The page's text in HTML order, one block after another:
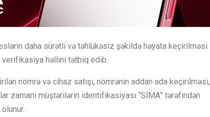
daha sürətli və təhlükəsiz şəkildə həyata keçirilməsi
verifikasiya həllini tətbiq edib.
nömrə və cihaz satışı, nömrənin addan ada keçirilməsi,
zamanı müştərilərin identifikasiyası “SİMA” tərəfindən